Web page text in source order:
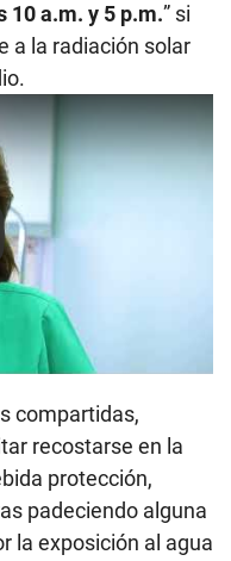
10 a.m. y 5 p.m.” si
a la radiación solar
compartidas,
recostarse en la
protección,
padeciendo alguna
la exposición al agua